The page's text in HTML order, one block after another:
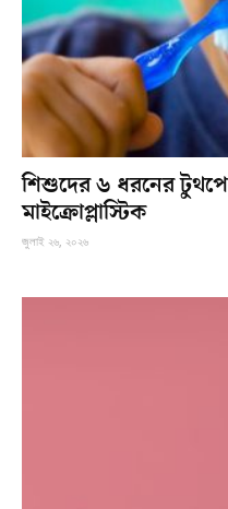
শিশুদের ৬ ধরনের
মাইক্রোপ্লাস্টিক
জুলাই ২৬, ২০২৬